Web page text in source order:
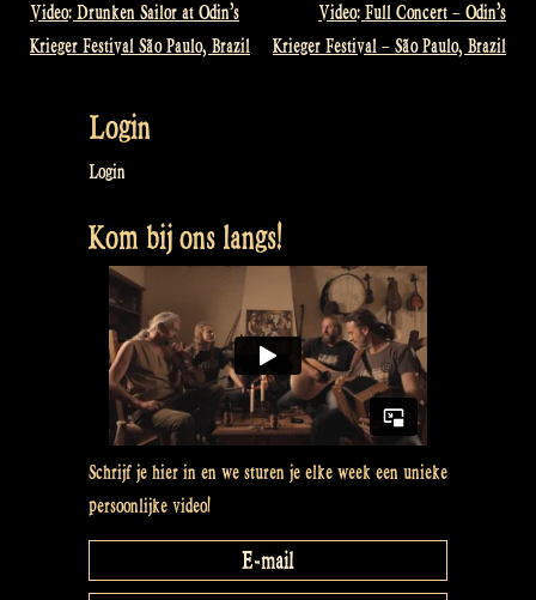
Bericht
Video: Drunken Sailor at Odin’s
Krieger Festival São Paulo, Brazil
Video: Full Concert – Odin’s
Krieger Festival – São Paulo, Brazil
Login
Login
Kom bij ons langs!
Schrijf je hier in en we sturen je elke week een unieke
persoonlijke video!